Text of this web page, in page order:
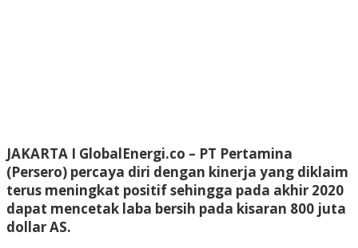
JAKARTA I GlobalEnergi.co – PT Pertamina
(Persero) percaya diri dengan kinerja yang diklaim
terus meningkat positif sehingga pada akhir 2020
dapat mencetak laba bersih pada kisaran 800 juta
dollar AS.